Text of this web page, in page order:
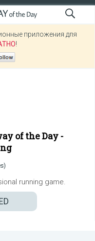
приложения для
!
of the Day -
running game.